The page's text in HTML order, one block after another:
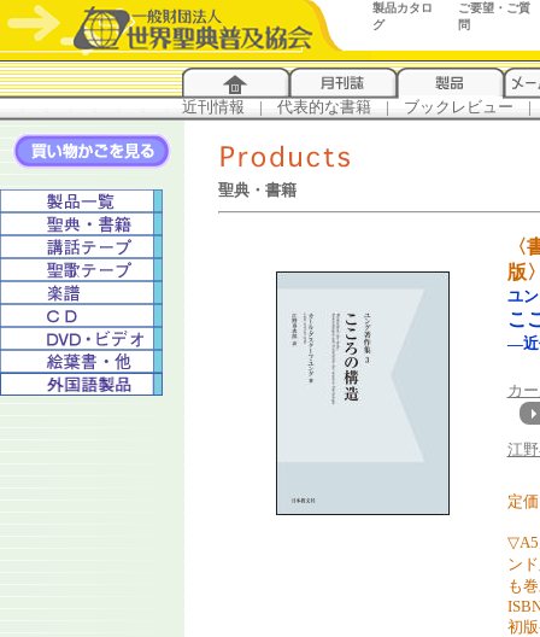
製品カタロ
グ
ご要望・ご質
問
近刊情報 | 代表的な書籍 | ブックレビュー |
聖典・書籍
版
ユ
こ
―近
カ
江
定
▽A5
ン
も
初